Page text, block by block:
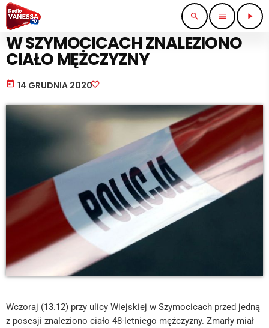
search menu play_arrow
STRAŻ I POLICJA
W SZYMOCICACH ZNALEZIONO
CIAŁO MĘŻCZYZNY
today 14 GRUDNIA 2020
Wczoraj (13.12) przy ulicy Wiejskiej w Szymocicach przed jedną
z posesji znaleziono ciało 48-letniego mężczyzny. Zmarły miał